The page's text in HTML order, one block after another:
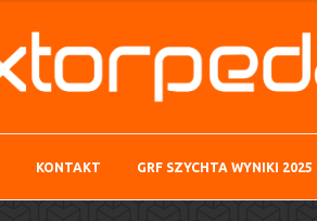
KONTAKT GRF SZYCHTA WYNIKI 2025